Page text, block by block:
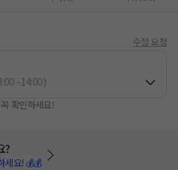
수정 요청
-14:00)
확인하세요!
?
세요! 💰💰